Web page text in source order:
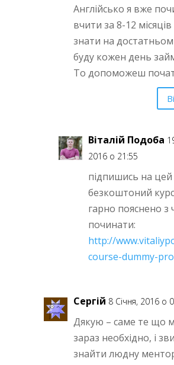
Англійсько я вже
вчити за 8-12
знати на достатньом
буду кожен день
То допоможеш
Віталій Подоба
2016 о 21:55
підпишись на цей
безкоштоний
гарно пояснено з
починати:
http://
course-dummy-
Сергій 8 Січня, 2016 о
Дякую – саме те що
зараз необхідно, і
знайти людну